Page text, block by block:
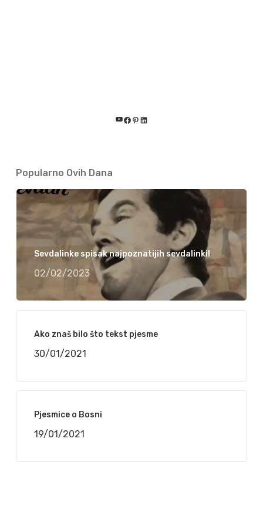
YouTube
Facebook
Pinterest
LinkedIn
Popularno Ovih Dana
Sevdalinke spisak najpoznatijih sevdalinki!
02/02/2023
Ako znaš bilo što tekst pjesme
30/01/2021
Pjesmice o Bosni
19/01/2021